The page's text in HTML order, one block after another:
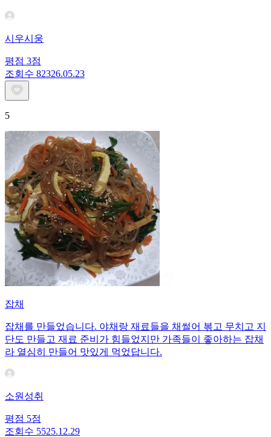
시우시웅
평점 3점
조회수 82326.05.23
5
잡채
잡채를 만들었습니다. 야채랑 재료들을 채썰어 볶고 무치고 지
단도 만들고 재료 준비가 힘들었지만 가족들이 좋아하는 잡채
라 열심히 만들어 맛있게 먹었답니다.
소원성취
평점 5점
조회수 5525.12.29